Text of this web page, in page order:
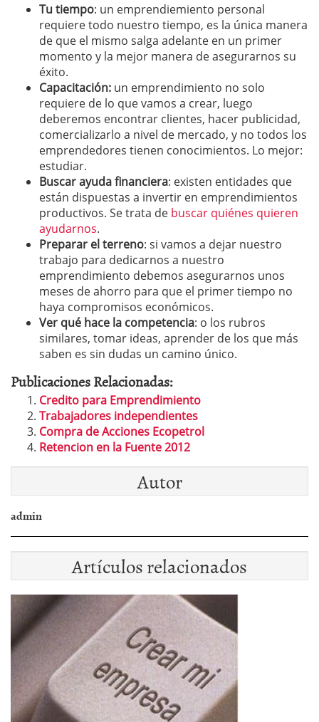
Tu tiempo: un emprendiemiento personal
requiere todo nuestro tiempo, es la única manera
de que el mismo salga adelante en un primer
momento y la mejor manera de asegurarnos su
éxito.
Capacitación: un emprendimiento no solo
requiere de lo que vamos a crear, luego
deberemos encontrar clientes, hacer publicidad,
comercializarlo a nivel de mercado, y no todos los
emprendedores tienen conocimientos. Lo mejor:
estudiar.
Buscar ayuda financiera: existen entidades que
están dispuestas a invertir en emprendimientos
productivos. Se trata de buscar quiénes quieren
ayudarnos.
Preparar el terreno: si vamos a dejar nuestro
trabajo para dedicarnos a nuestro
emprendimiento debemos asegurarnos unos
meses de ahorro para que el primer tiempo no
haya compromisos económicos.
Ver qué hace la competencia: o los rubros
similares, tomar ideas, aprender de los que más
saben es sin dudas un camino único.
Publicaciones Relacionadas:
Credito para Emprendimiento
Trabajadores independientes
Compra de Acciones Ecopetrol
Retencion en la Fuente 2012
Autor
admin
Artículos relacionados